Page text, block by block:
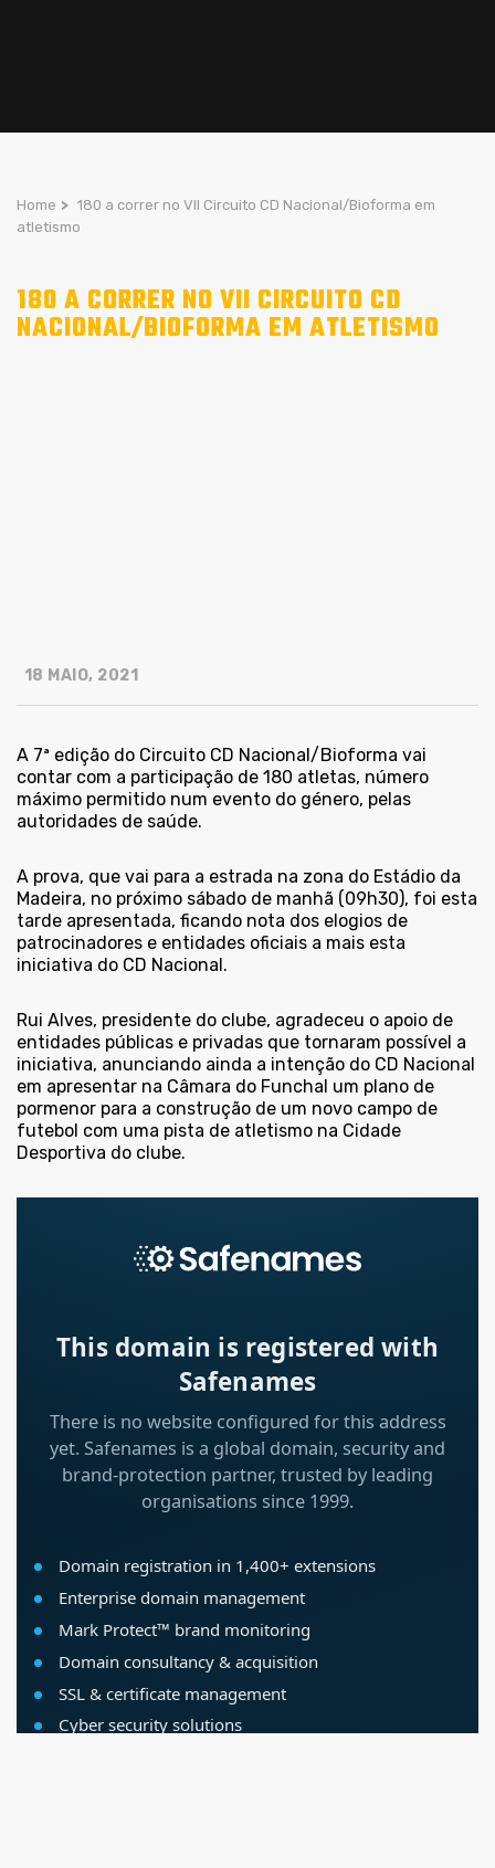
Home > 180 a correr no VII Circuito CD Nacional/Bioforma em
atletismo
180 A CORRER NO VII CIRCUITO CD
NACIONAL/BIOFORMA EM ATLETISMO
18 MAIO, 2021
A 7ª edição do Circuito CD Nacional/Bioforma vai
contar com a participação de 180 atletas, número
máximo permitido num evento do género, pelas
autoridades de saúde.
A prova, que vai para a estrada na zona do Estádio da
Madeira, no próximo sábado de manhã (09h30), foi esta
tarde apresentada, ficando nota dos elogios de
patrocinadores e entidades oficiais a mais esta
iniciativa do CD Nacional.
Rui Alves, presidente do clube, agradeceu o apoio de
entidades públicas e privadas que tornaram possível a
iniciativa, anunciando ainda a intenção do CD Nacional
em apresentar na Câmara do Funchal um plano de
pormenor para a construção de um novo campo de
futebol com uma pista de atletismo na Cidade
Desportiva do clube.